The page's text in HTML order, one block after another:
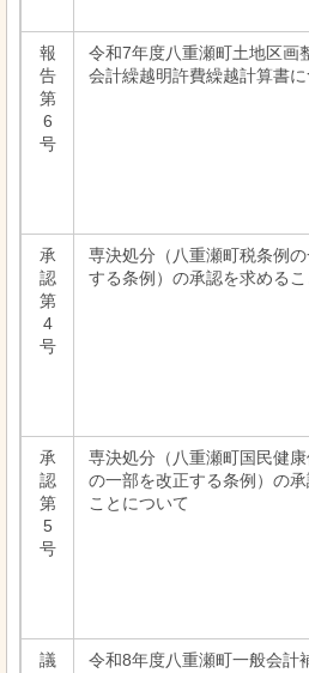
報
告
第
6
号
令和7年度八重瀬町土地区画
会計繰越明許費繰越計算書に
承
認
第
4
号
専決処分（八重瀬町税条例
する条例）の承認を求める
承
認
第
5
号
専決処分（八重瀬町国民健康
の一部を改正する条例）の
ことについて
議
令和8年度八重瀬町一般会計